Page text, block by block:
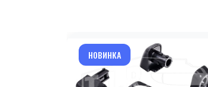
НОВИНКА